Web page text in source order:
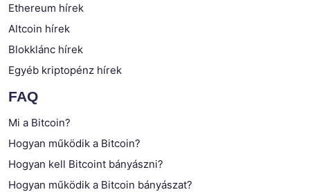
Ethereum hírek
Altcoin hírek
Blokklánc hírek
Egyéb kriptopénz hírek
FAQ
Mi a Bitcoin?
Hogyan működik a Bitcoin?
Hogyan kell Bitcoint bányászni?
Hogyan működik a Bitcoin bányászat?